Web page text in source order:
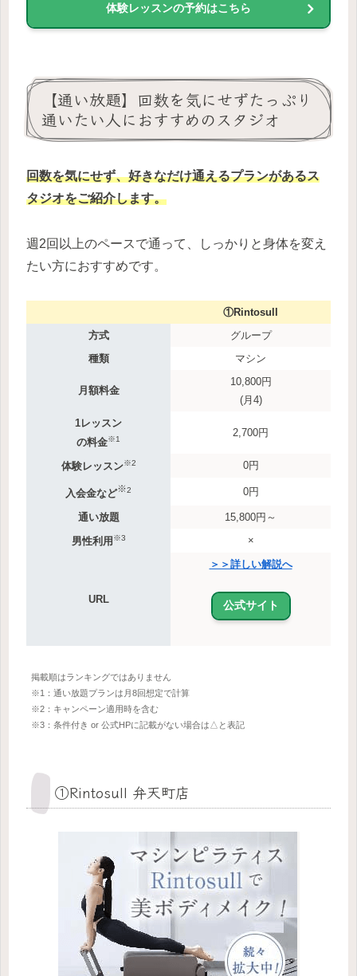
体験レッスンの予約はこちら
【通い放題】回数を気にせずたっぷり
通いたい人におすすめのスタジオ
回数を気にせず、好きなだけ通えるプランがあるス
タジオをご紹介します。
週2回以上のペースで通って、しっかりと身体を変え
たい方におすすめです。
①Rintosull
方式
グループ
種類
マシン
月額料金
10,800円
(月4)
1レッスン
の料金※1
2,700円
体験レッスン※2 0円
入会金など※2 0円
通い放題
15,800円～
男性利用 ※3 ×
URL
＞＞詳しい解説へ
公式サイト
掲載順はランキングではありません
※1：通い放題プランは月8回想定で計算
※2：キャンペーン適用時を含む
※3：条件付き or 公式HPに記載がない場合は△と表記
①Rintosull 弁天町店